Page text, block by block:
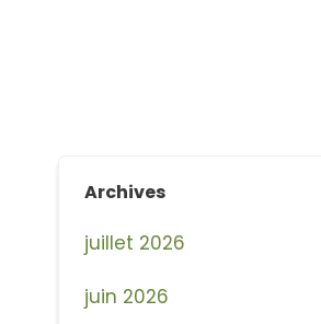
Archives
juillet 2026
juin 2026